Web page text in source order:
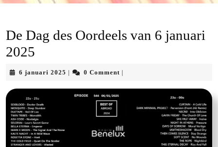
De Dag des Oordeels van 6 januari
2025
6 januari 2025 6
2025
0 Comment